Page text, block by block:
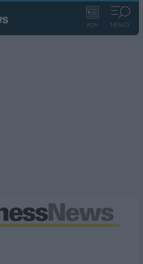
ΡΟΗ ΜΕΝΟΥ